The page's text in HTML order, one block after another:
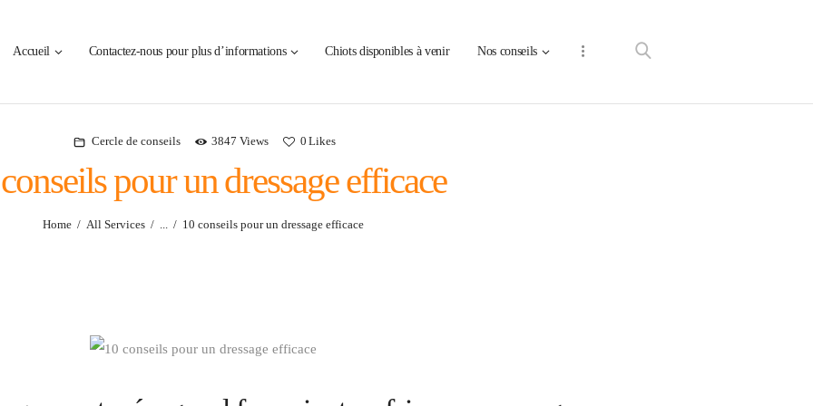
Accueil Contactez-nous pour plus d’informations Chiots disponibles à venir Nos conseils
Cercle de conseils 3847 Views 0 Likes
pour un dressage efficace
Home All Services 10 conseils pour un dressage efficace
Perdrioles
Contactez-nous pour plus
Chiots disponibles à venir
Nos conseils
Chasse/Pêche